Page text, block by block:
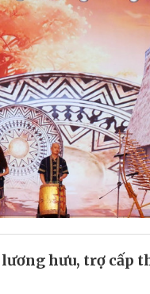
hưu, trợ cấp